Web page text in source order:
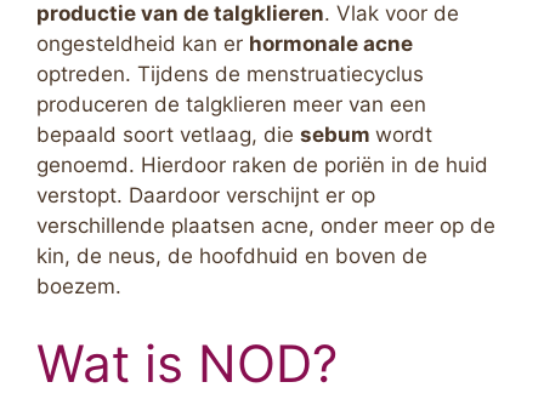
productie van de talgklieren. Vlak voor de
ongesteldheid kan er hormonale acne
optreden. Tijdens de menstruatiecyclus
produceren de talgklieren meer van een
bepaald soort vetlaag, die sebum wordt
genoemd. Hierdoor raken de poriën in de huid
verstopt. Daardoor verschijnt er op
verschillende plaatsen acne, onder meer op de
kin, de neus, de hoofdhuid en boven de
boezem.
Wat is NOD?